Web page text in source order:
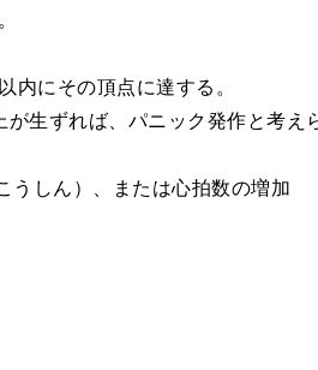
にその頂点に達する。
生ずれば、パニック発作と考え
しん）、または心拍数の増加